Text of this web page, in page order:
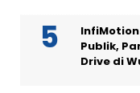
Publik,
Drive di